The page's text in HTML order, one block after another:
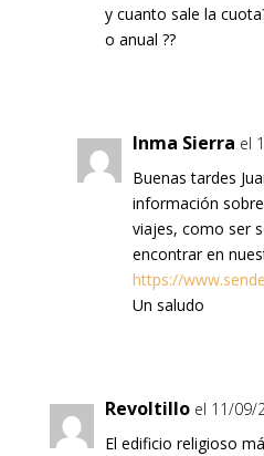
y cuanto sale la
o anual ??
Inma Sierra el
Buenas tardes
información
viajes, como ser
encontrar en
https://
Un saludo
Revoltillo el 11/09/
El edificio religioso